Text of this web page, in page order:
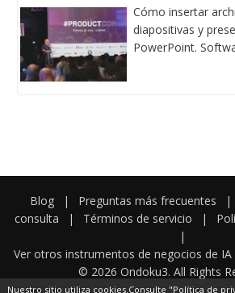
Cómo insertar
diapositivas y
PowerPoint.
Blog | Preguntas más frecuentes |
consulta
| Términos de servicio |
|
Ver otros instrumentos de negocios de
© 2026 Ondoku3. All Rights
Nuestro sitio utiliza cookies.Consulte "Política de